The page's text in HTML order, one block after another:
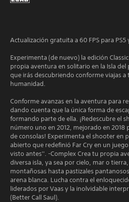
Actualización gratuita a 60 FPS para PS5
Experimenta (de nuevo) la edición
propia aventura en solitario en la Isla
que irás descubriendo conforme viajas a
humanidad.
Conforme avanzas en la aventura para
dando cuenta que la única forma de
formando parte de ella. ¡Redescubre el
número uno en 2012, mejorado en 2018
de consolas! Experimenta el shooter en
abierto que redefinió Far Cry en un
visto antes''. -Complex Crea tu propia
diversa isla, ya sea por cielo, mar o
montañosas hasta pastizales
arena blanca. Lucha contra el
liderados por Vaas y la inolvidable
(Better Call Saul).